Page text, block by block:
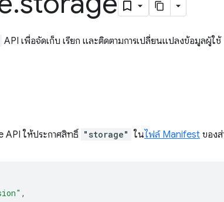
API เพื่อจัดเก็บ เรียก และติดตามการเปลี่ยนแปลงข้อมูลผู้ใช้
API ให้ประกาศสิทธิ์ "storage" ในไฟล์ Manifest ของ
,